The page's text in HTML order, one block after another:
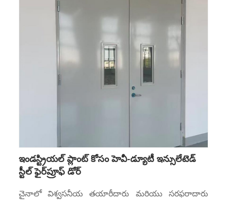
ఇండస్ట్రియల్ ప్లాంట్ కోసం హెవీ-డ్యూటీ ఇన్సులేటెడ్
స్టీల్ ఫైర్‌ప్రూఫ్ డోర్
చైనాలో విశ్వసనీయ తయారీదారు మరియు సరఫరాదారు